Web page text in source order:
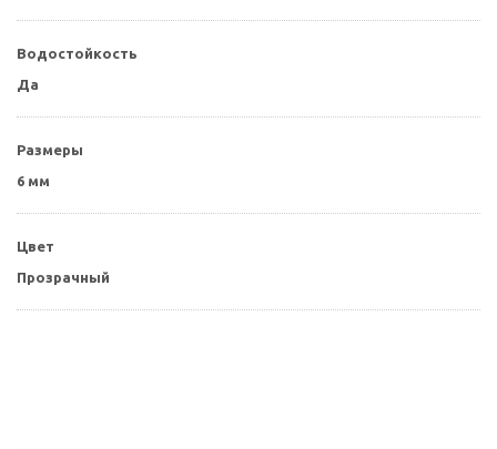
Водостойкость
Да
Размеры
6 мм
Цвет
Прозрачный